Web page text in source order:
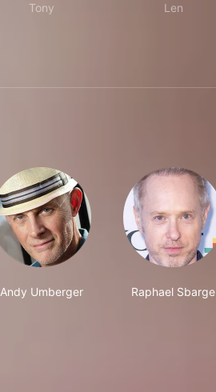
Tony
Len
Andy Umberger Raphael Sbarge